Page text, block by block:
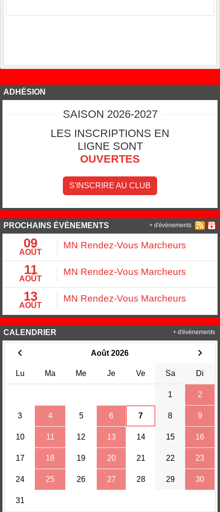
ADHÉSION
SAISON 2026-2027
LES INSCRIPTIONS EN
LIGNE SONT
OUVERTES
S'INSCRIRE AU CLUB
PROCHAINS ÉVÉNEMENTS
09
AOÛT
MN Rendez-Vous Marcheurs
11
AOÛT
MN Rendez-Vous Marcheurs
13
AOÛT
MN Rendez-Vous Marcheurs
+ d'évènements
CALENDRIER
Août 2026
Lu Ma Me Je Ve Sa Di
1 2
3 4 5 6 7 8 9
10 11 12 13 14 15 16
17 18 19 20 21 22 23
24 25 26 27 28 29 30
31
+ d'évènements